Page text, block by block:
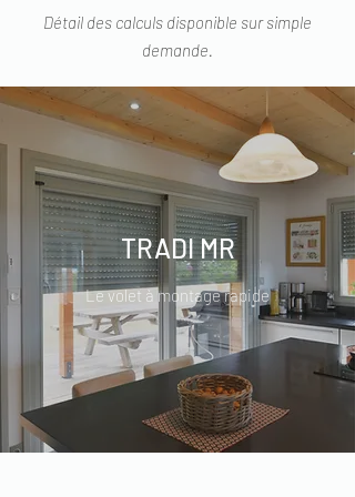
Détail des calculs disponible sur simple
demande.
TRADI MR
Le volet à montage rapide